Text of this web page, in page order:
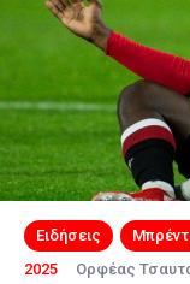
Ειδήσεις
2025
Ορφέας